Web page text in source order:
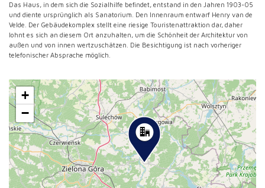
Das Haus, in dem sich die Sozialhilfe befindet, entstand in den Jahren 1903-05
und diente ursprünglich als Sanatorium. Den Innenraum entwarf Henry van de
Velde. Der Gebäudekomplex stellt eine riesige Touristenattraktion dar, daher
lohnt es sich an diesem Ort anzuhalten, um die Schönheit der Architektur von
außen und von innen wertzuschätzen. Die Besichtigung ist nach vorheriger
telefonischer Absprache möglich.
+
−